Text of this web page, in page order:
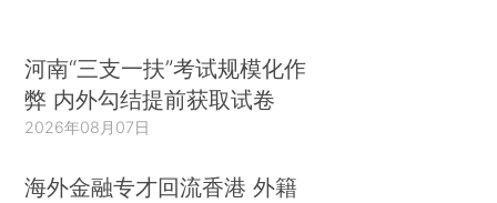
河南“三支一扶”考试规模化作
弊 内外勾结提前获取试卷
2026年08月07日
海外金融专才回流香港 外籍